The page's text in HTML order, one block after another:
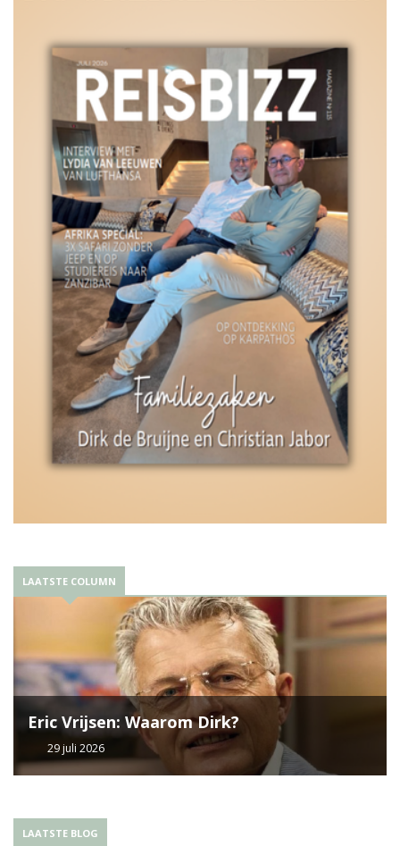
LAATSTE COLUMN
Eric Vrijsen: Waarom Dirk?
29 juli 2026
LAATSTE BLOG